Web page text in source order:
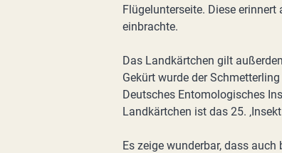
Flügelunterseite. Diese
einbrachte.
Das Landkärtchen gilt
Gekürt wurde der
Deutsches Entomologisches
Landkärtchen ist das 25.
Es zeige wunderbar, dass